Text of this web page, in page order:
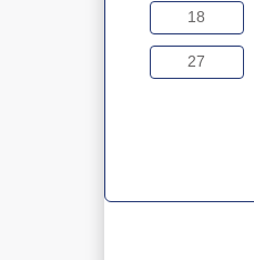
18
27